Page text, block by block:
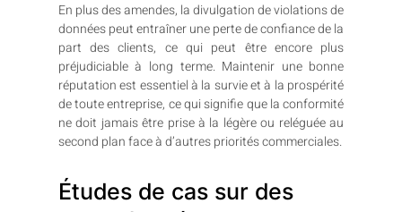
En plus des amendes, la divulgation de violations de
données peut entraîner une perte de confiance de la
part des clients, ce qui peut être encore plus
préjudiciable à long terme. Maintenir une bonne
réputation est essentiel à la survie et à la prospérité
de toute entreprise, ce qui signifie que la conformité
ne doit jamais être prise à la légère ou reléguée au
second plan face à d’autres priorités commerciales.
Études de cas sur des